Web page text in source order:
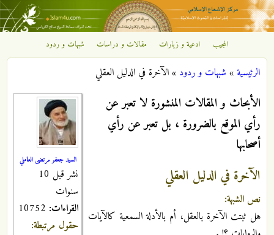
تجاوز إلى المحتوى الرئيسي
مركز
الإشعاع
الإسلامي
المجيب ادعية و زيارات مقالات و دراسات شبهات و ردود
أنت هنا
الرئيسية» شبهات و ردود »الآخرة في الدليل العقلي
السيد جعفر مرتضى العاملي
نشر قبل 10
سنوات
القراءات:
حقول مرتبطة:
الأبحاث و المقالات المنشورة لا تعبر عن
رأي الموقع بالضرورة ، بل تعبر عن رأي
أصحابها
الآخرة في الدليل العقلي
نص الشبهة:
هل ثبتت الآخرة بالعقل، أم بالأدلة السمعية كالآيات